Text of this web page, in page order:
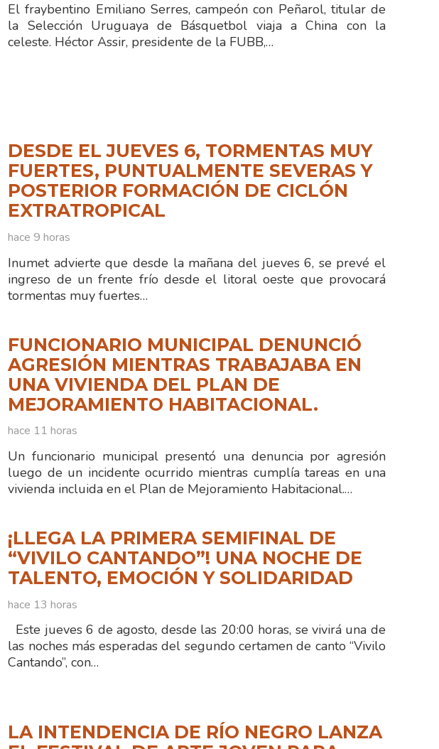
El fraybentino Emiliano Serres, campeón con Peñarol, titular de
la Selección Uruguaya de Básquetbol viaja a China con la
celeste. Héctor Assir, presidente de la FUBB,…
DESDE EL JUEVES 6, TORMENTAS MUY
FUERTES, PUNTUALMENTE SEVERAS Y
POSTERIOR FORMACIÓN DE CICLÓN
EXTRATROPICAL
hace 9 horas
Inumet advierte que desde la mañana del jueves 6, se prevé el
ingreso de un frente frío desde el litoral oeste que provocará
tormentas muy fuertes…
FUNCIONARIO MUNICIPAL DENUNCIÓ
AGRESIÓN MIENTRAS TRABAJABA EN
UNA VIVIENDA DEL PLAN DE
MEJORAMIENTO HABITACIONAL.
hace 11 horas
Un funcionario municipal presentó una denuncia por agresión
luego de un incidente ocurrido mientras cumplía tareas en una
vivienda incluida en el Plan de Mejoramiento Habitacional.…
¡LLEGA LA PRIMERA SEMIFINAL DE
“VIVILO CANTANDO”! UNA NOCHE DE
TALENTO, EMOCIÓN Y SOLIDARIDAD
hace 13 horas
Este jueves 6 de agosto, desde las 20:00 horas, se vivirá una de
las noches más esperadas del segundo certamen de canto “Vivilo
Cantando”, con…
LA INTENDENCIA DE RÍO NEGRO LANZA